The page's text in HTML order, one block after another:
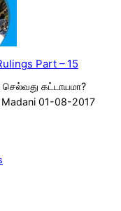
Part – 15
கட்டாயமா?
01-08-2017